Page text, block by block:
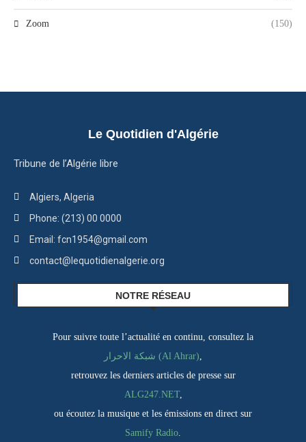
Zoom (150)
Le Quotidien d'Algérie
Tribune de l’Algérie libre
Algiers, Algeria
Phone: (213) 00 0000
Email: fcn1954@gmail.com
contact@lequotidienalgerie.org
NOTRE RÉSEAU
Pour suivre toute l’actualité en continu, consultez la
شبكة الاحرار (Al Ahrar),
retrouvez les derniers articles de presse sur
ALG247.NET,
ou écoutez la musique et les émissions en direct sur
Samify Radio.